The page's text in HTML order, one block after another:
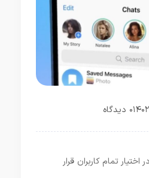
۰ دیدگاه
تمام کاربران قرار